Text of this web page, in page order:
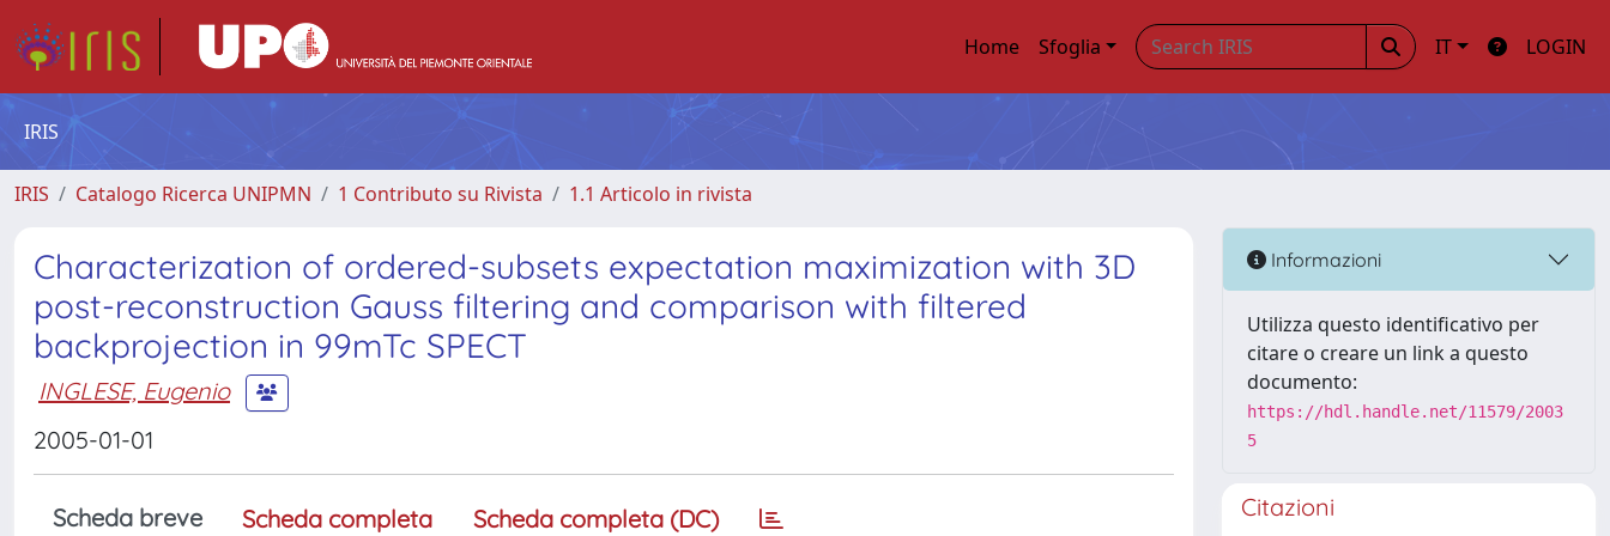
Home Sfoglia IT LOGIN
IRIS
IRIS Catalogo Ricerca UNIPMN 1 Contributo su Rivista 1.1 Articolo in rivista
Characterization of ordered-subsets expectation maximization with 3D
post-reconstruction Gauss filtering and comparison with filtered
backprojection in 99mTc SPECT
INGLESE, Eugenio
2005-01-01
Scheda breve Scheda completa Scheda completa (DC)
Informazioni
Utilizza questo identificativo per
citare o creare un link a questo
documento:
https://hdl.handle.net/11579/2003
5
Citazioni